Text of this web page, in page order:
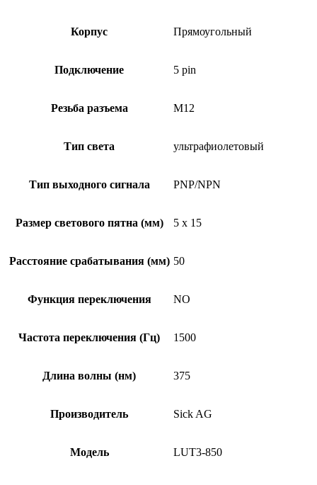
Корпус Прямоугольный
Подключение 5 pin
Резьба разъема M12
Тип света ультрафиолетовый
Тип выходного сигнала PNP/NPN
Размер светового пятна (мм) 5 x 15
Расстояние срабатывания (мм) 50
Функция переключения NO
Частота переключения (Гц) 1500
Длина волны (нм) 375
Производитель Sick AG
Модель LUT3-850